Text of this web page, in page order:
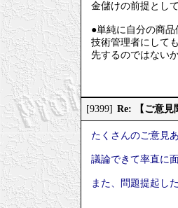
金儲けの前提とし
●単純に自分の商
技術管理者にして
先するのではないか
[9399] Re: 【ご意見
たくさんのご意見
議論できて率直に
また、問題提起し